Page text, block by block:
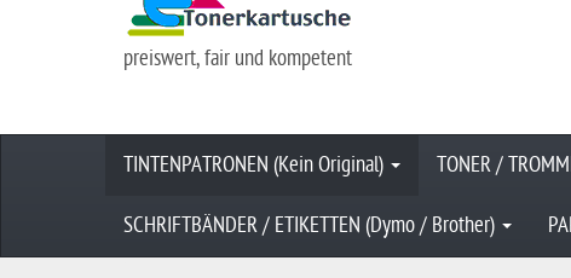
preiswert, fair und kompetent
TINTENPATRONEN (Kein Original) TONER /
SCHRIFTBÄNDER / ETIKETTEN (Dymo / Brother)